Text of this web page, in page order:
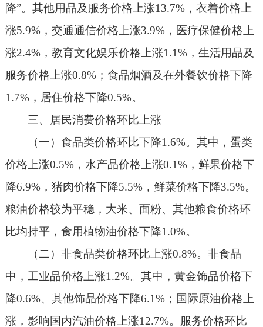
降”。其他用品及服务价格上涨13.7%，衣着价格上
涨5.9%，交通通信价格上涨3.9%，医疗保健价格上
涨2.4%，教育文化娱乐价格上涨1.1%，生活用品及
服务价格上涨0.8%；食品烟酒及在外餐饮价格下降
1.7%，居住价格下降0.5%。
三、居民消费价格环比上涨
（一）食品类价格环比下降1.6%。其中，蛋类
价格上涨0.5%，水产品价格上涨0.1%，鲜果价格下
降6.9%，猪肉价格下降5.5%，鲜菜价格下降3.5%。
粮油价格较为平稳，大米、面粉、其他粮食价格环
比均持平，食用植物油价格下降1.0%。
（二）非食品类价格环比上涨0.8%。非食品
中，工业品价格上涨1.2%。其中，黄金饰品价格下
降0.6%、其他饰品价格下降6.1%；国际原油价格上
涨，影响国内汽油价格上涨12.7%。服务价格环比